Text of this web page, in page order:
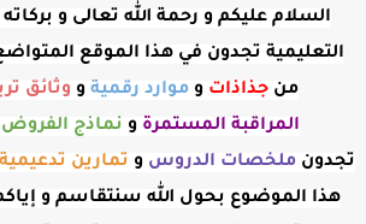
السلام عليكم و رحمة الله تعالى و
التعليمية تجدون في هذا الموقع
من جذاذات و موارد رقمية و وثائق
المراقبة المستمرة و نماذج
تجدونملخصات الدروس و تمارين تدعيمية
هذا الموضوع بحول الله سنتقاسم و